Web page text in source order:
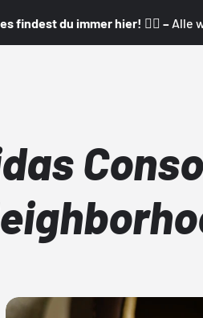
findest du immer hier! 👇🏼 – Alle